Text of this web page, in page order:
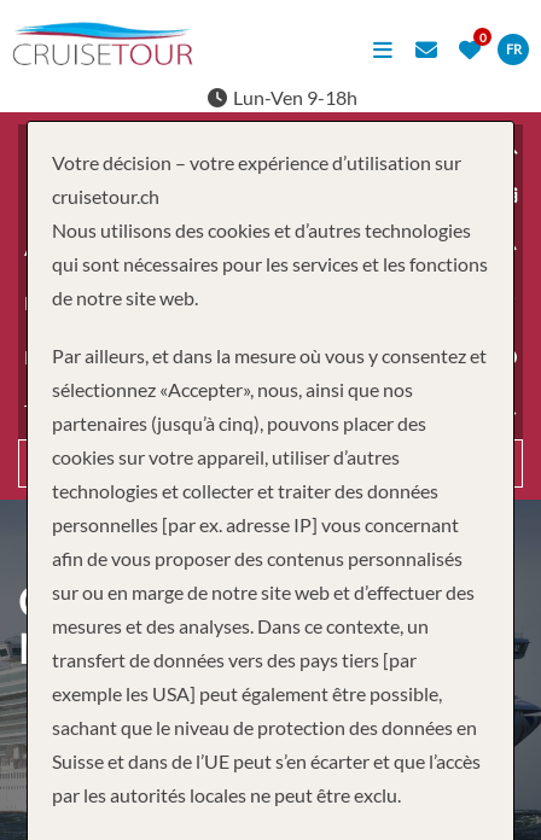
FR
Lun-Ven 9-18h
À partir du
Adultes
Enfants
Durée
Type de voyage
Recherche
CANARIES MADEIRA AND
MOROCCO FLY-CRUISE
Votre décision – votre expérience d’utilisation sur
cruisetour.ch
Nous utilisons des cookies et d’autres technologies
qui sont nécessaires pour les services et les fonctions
de notre site web.
Par ailleurs, et dans la mesure où vous y consentez et
sélectionnez «Accepter», nous, ainsi que nos
partenaires (jusqu’à cinq), pouvons placer des
cookies sur votre appareil, utiliser d’autres
technologies et collecter et traiter des données
personnelles [par ex. adresse IP] vous concernant
afin de vous proposer des contenus personnalisés
sur ou en marge de notre site web et d’effectuer des
mesures et des analyses. Dans ce contexte, un
transfert de données vers des pays tiers [par
exemple les USA] peut également être possible,
sachant que le niveau de protection des données en
Suisse et dans de l’UE peut s’en écarter et que l’accès
par les autorités locales ne peut être exclu.